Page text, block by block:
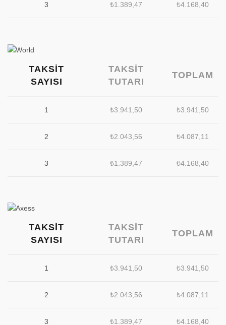
3 ₺1.389,47 ₺4.168,40
TAKSIT
SAYISI
TAKSIT
TUTARI
TOPLAM
1 ₺3.941,50 ₺3.941,50
2 ₺2.043,56 ₺4.087,11
3 ₺1.389,47 ₺4.168,40
TAKSIT
SAYISI
TAKSIT
TUTARI
TOPLAM
1 ₺3.941,50 ₺3.941,50
2 ₺2.043,56 ₺4.087,11
3 ₺1.389,47 ₺4.168,40